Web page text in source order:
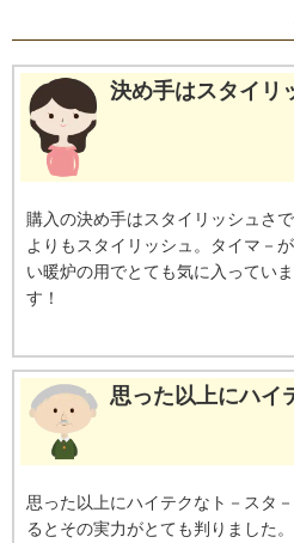
決め手はスタイリ
購入の決め手はスタイリッシュさ
よりもスタイリッシュ。タイマ－
い暖炉の用でとても気に入ってい
す！
思った以上にハイ
思った以上にハイテクなト－スタ
るとその実力がとても判りました